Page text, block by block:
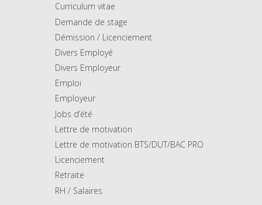
Curriculum vitae
Demande de stage
Démission / Licenciement
Divers Employé
Divers Employeur
Emploi
Employeur
Jobs d’été
Lettre de motivation
Lettre de motivation BTS/DUT/BAC PRO
Licenciement
Retraite
RH / Salaires